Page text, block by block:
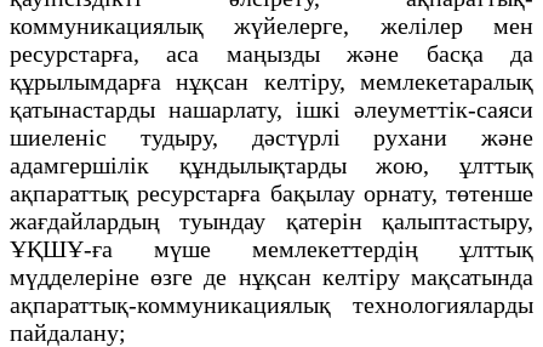
коммуникациялық жүйелерге, желілер мен
ресурстарға, аса маңызды және басқа да
құрылымдарға нұқсан келтіру, мемлекетаралық
қатынастарды нашарлату, ішкі әлеуметтік-саяси
шиеленіс тудыру, дәстүрлі рухани және
адамгершілік құндылықтарды жою, ұлттық
ақпараттық ресурстарға бақылау орнату, төтенше
жағдайлардың туындау қатерін қалыптастыру,
ҰҚШҰ-ға мүше мемлекеттердің ұлттық
мүдделеріне өзге де нұқсан келтіру мақсатында
ақпараттық-коммуникациялық технологияларды
пайдалану;